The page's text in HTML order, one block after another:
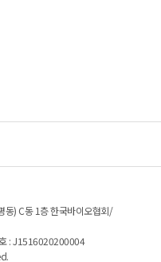
동) C동 1층 한국바이오협회/
: J1516020200004